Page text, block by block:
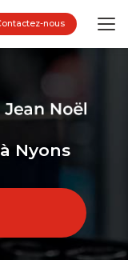
nous
Nyons